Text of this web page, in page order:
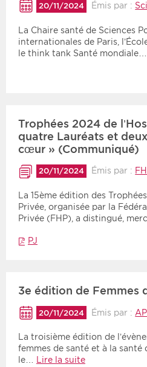
20/11/2024 Émis par :
La Chaire santé de Sciences
internationales de Paris,
le think tank Santé mondiale…
Trophées 2024 de
quatre Lauréats et
cœur » (Communiqué)
20/11/2024 Émis par :
La 15ème édition des
Privée, organisée par la
Privée (FHP), a distingué,
PJ
3e édition de Femmes
20/11/2024 Émis par :
La troisième édition de
femmes de santé et à la santé
le…
Lire la suite